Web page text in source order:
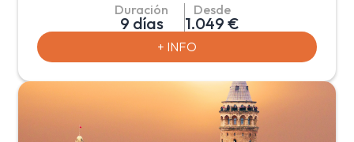
Salidas Málaga y Valencia (Agosto y
Septiembre): Sábado
Recorrido para conocer la República de Turquía
donde disfrutar de la singularidad y belleza de
incluido; conocer su moderna capital y centro
de gobierno, Ankara; fascinarse con las
formaciones rocosas y la imagen inconfundible
de Capadocia; visitar las terrazas de roca
blanca que emanan aguas termales en
Duración
9 días
Desde
1.049 €
+ INFO